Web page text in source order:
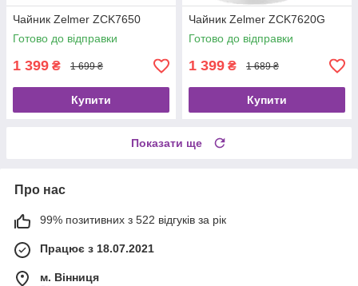
Чайник Zelmer ZCK7650
Готово до відправки
1 399 ₴ 1 699 ₴
Купити
Чайник Zelmer ZCK7620G
Готово до відправки
1 399 ₴ 1 689 ₴
Купити
Показати ще
Про нас
99% позитивних з 522 відгуків за рік
Працює з 18.07.2021
м. Вінниця